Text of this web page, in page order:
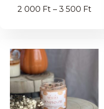
2 000 Ft – 3 500 Ft